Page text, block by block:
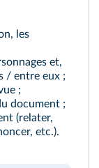
les
et,
/ entre eux ;
;
document ;
(relater,
etc.).